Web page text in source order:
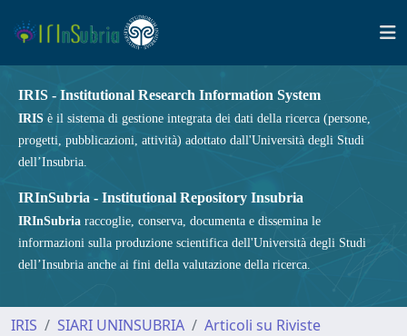
IRIS - Institutional Research Information System
IRIS è il sistema di gestione integrata dei dati della ricerca (persone,
progetti, pubblicazioni, attività) adottato dall'Università degli Studi
dell’Insubria.
IRInSubria - Institutional Repository Insubria
IRInSubria raccoglie, conserva, documenta e dissemina le
informazioni sulla produzione scientifica dell'Università degli Studi
dell’Insubria anche ai fini della valutazione della ricerca.
IRIS SIARI UNINSUBRIA
Articoli su Riviste